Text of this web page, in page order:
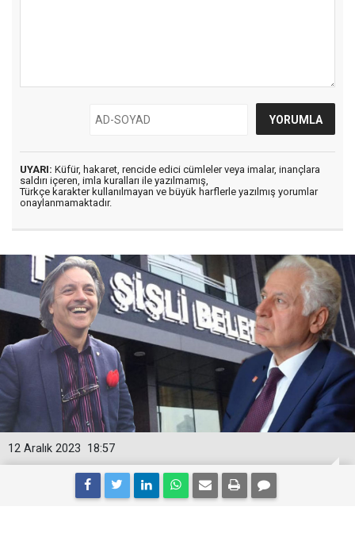
UYARI: Küfür, hakaret, rencide edici cümleler veya imalar, inançlara
saldırı içeren, imla kuralları ile yazılmamış,
Türkçe karakter kullanılmayan ve büyük harflerle yazılmış yorumlar
onaylanmamaktadır.
18:57
12 Aralık 2023